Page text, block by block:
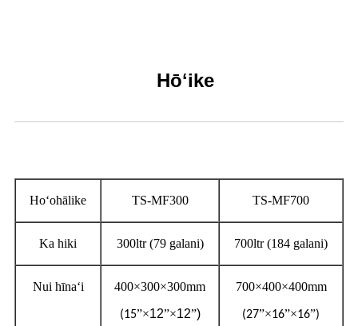
Hōʻike
Hoʻohālike TS-MF300 TS-MF700
Ka hiki 300ltr (79 galani) 700ltr (184 galani)
Nui hīnaʻi 400×300×300mm
(15”×12”×12”)
700×400×400mm
(27”×16”×16”)